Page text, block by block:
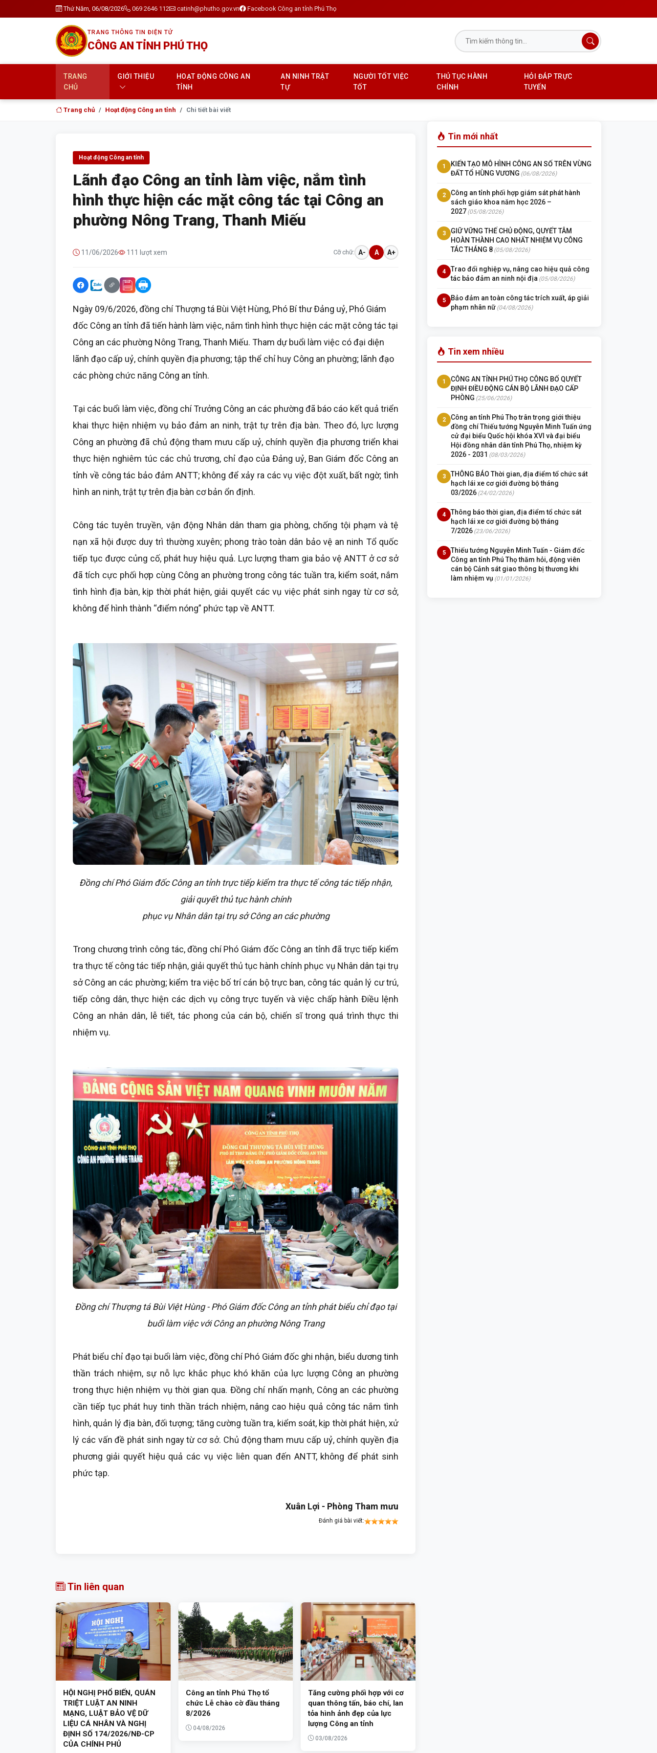
Thứ Năm, 06/08/2026 069 2646 112 catinh@phutho.gov.vn Facebook Công an tỉnh Phú Thọ
TRANG THÔNG TIN ĐIỆN TỬ
CÔNG AN TỈNH PHÚ THỌ
TRANG
CHỦ
GIỚI THIỆU
HOẠT ĐỘNG CÔNG AN
TỈNH
AN NINH TRẬT
TỰ
NGƯỜI TỐT VIỆC
TỐT
THỦ TỤC HÀNH
CHÍNH
HỎI ĐÁP TRỰC
TUYẾN
Trang chủ Hoạt động Công an tỉnh Chi tiết bài viết
Hoạt động Công an tỉnh
Lãnh đạo Công an tỉnh làm việc, nắm tình
hình thực hiện các mặt công tác tại Công an
phường Nông Trang, Thanh Miếu
11/06/2026 111 lượt xem Cỡ chữ: A- A A+
Ngày 09/6/2026, đồng chí Thượng tá Bùi Việt Hùng, Phó Bí thư Đảng uỷ, Phó Giám
đốc Công an tỉnh đã tiến hành làm việc, nắm tình hình thực hiện các mặt công tác tại
Công an các phường Nông Trang, Thanh Miếu. Tham dự buổi làm việc có đại diện
lãnh đạo cấp uỷ, chính quyền địa phương; tập thể chỉ huy Công an phường; lãnh đạo
các phòng chức năng Công an tỉnh.
Tại các buổi làm việc, đồng chí Trưởng Công an các phường đã báo cáo kết quả triển
khai thực hiện nhiệm vụ bảo đảm an ninh, trật tự trên địa bàn. Theo đó, lực lượng
Công an phường đã chủ động tham mưu cấp uỷ, chính quyền địa phương triển khai
thực hiện nghiêm túc các chủ trương, chỉ đạo của Đảng uỷ, Ban Giám đốc Công an
tỉnh về công tác bảo đảm ANTT; không để xảy ra các vụ việc đột xuất, bất ngờ; tình
hình an ninh, trật tự trên địa bàn cơ bản ổn định.
Công tác tuyên truyền, vận động Nhân dân tham gia phòng, chống tội phạm và tệ
nạn xã hội được duy trì thường xuyên; phong trào toàn dân bảo vệ an ninh Tổ quốc
tiếp tục được củng cố, phát huy hiệu quả. Lực lượng tham gia bảo vệ ANTT ở cơ sở
đã tích cực phối hợp cùng Công an phường trong công tác tuần tra, kiểm soát, nắm
tình hình địa bàn, kịp thời phát hiện, giải quyết các vụ việc phát sinh ngay từ cơ sở,
không để hình thành “điểm nóng” phức tạp về ANTT.
Đồng chí Phó Giám đốc Công an tỉnh trực tiếp kiểm tra thực tế công tác tiếp nhận,
giải quyết thủ tục hành chính
phục vụ Nhân dân tại trụ sở Công an các phường
Trong chương trình công tác, đồng chí Phó Giám đốc Công an tỉnh đã trực tiếp kiểm
tra thực tế công tác tiếp nhận, giải quyết thủ tục hành chính phục vụ Nhân dân tại trụ
sở Công an các phường; kiểm tra việc bố trí cán bộ trực ban, công tác quản lý cư trú,
tiếp công dân, thực hiện các dịch vụ công trực tuyến và việc chấp hành Điều lệnh
Công an nhân dân, lễ tiết, tác phong của cán bộ, chiến sĩ trong quá trình thực thi
nhiệm vụ.
Đồng chí Thượng tá Bùi Việt Hùng - Phó Giám đốc Công an tỉnh phát biểu chỉ đạo tại
buổi làm việc với Công an phường Nông Trang
Phát biểu chỉ đạo tại buổi làm việc, đồng chí Phó Giám đốc ghi nhận, biểu dương tinh
thần trách nhiệm, sự nỗ lực khắc phục khó khăn của lực lượng Công an phường
trong thực hiện nhiệm vụ thời gian qua. Đồng chí nhấn mạnh, Công an các phường
cần tiếp tục phát huy tinh thần trách nhiệm, nâng cao hiệu quả công tác nắm tình
hình, quản lý địa bàn, đối tượng; tăng cường tuần tra, kiểm soát, kịp thời phát hiện, xử
lý các vấn đề phát sinh ngay từ cơ sở. Chủ động tham mưu cấp uỷ, chính quyền địa
phương giải quyết hiệu quả các vụ việc liên quan đến ANTT, không để phát sinh
phức tạp.
Xuân Lợi - Phòng Tham mưu
Đánh giá bài viết:
Tin liên quan
HỘI NGHỊ PHỔ BIẾN, QUÁN
TRIỆT LUẬT AN NINH
MẠNG, LUẬT BẢO VỆ DỮ
LIỆU CÁ NHÂN VÀ NGHỊ
ĐỊNH SỐ 174/2026/NĐ-CP
CỦA CHÍNH PHỦ
Công an tỉnh Phú Thọ tổ
chức Lễ chào cờ đầu tháng
8/2026
04/08/2026
Tăng cường phối hợp với cơ
quan thông tấn, báo chí, lan
tỏa hình ảnh đẹp của lực
lượng Công an tỉnh
03/08/2026
Tin mới nhất
1
KIẾN TẠO MÔ HÌNH CÔNG AN SỐ TRÊN VÙNG
ĐẤT TỔ HÙNG VƯƠNG (06/08/2026)
2
Công an tỉnh phối hợp giám sát phát hành
sách giáo khoa năm học 2026 –
2027 (05/08/2026)
3
GIỮ VỮNG THẾ CHỦ ĐỘNG, QUYẾT TÂM
HOÀN THÀNH CAO NHẤT NHIỆM VỤ CÔNG
TÁC THÁNG 8 (05/08/2026)
4
Trao đổi nghiệp vụ, nâng cao hiệu quả công
tác bảo đảm an ninh nội địa (05/08/2026)
5
Bảo đảm an toàn công tác trích xuất, áp giải
phạm nhân nữ (04/08/2026)
Tin xem nhiều
1
CÔNG AN TỈNH PHÚ THỌ CÔNG BỐ QUYẾT
ĐỊNH ĐIỀU ĐỘNG CÁN BỘ LÃNH ĐẠO CẤP
PHÒNG (25/06/2026)
2
Công an tỉnh Phú Thọ trân trọng giới thiệu
đồng chí Thiếu tướng Nguyễn Minh Tuấn ứng
cử đại biểu Quốc hội khóa XVI và đại biểu
Hội đồng nhân dân tỉnh Phú Thọ, nhiệm kỳ
2026 - 2031 (08/03/2026)
3
THÔNG BÁO Thời gian, địa điểm tổ chức sát
hạch lái xe cơ giới đường bộ tháng
03/2026 (24/02/2026)
4
Thông báo thời gian, địa điểm tổ chức sát
hạch lái xe cơ giới đường bộ tháng
7/2026 (23/06/2026)
5
Thiếu tướng Nguyễn Minh Tuấn - Giám đốc
Công an tỉnh Phú Thọ thăm hỏi, động viên
cán bộ Cảnh sát giao thông bị thương khi
làm nhiệm vụ (01/01/2026)